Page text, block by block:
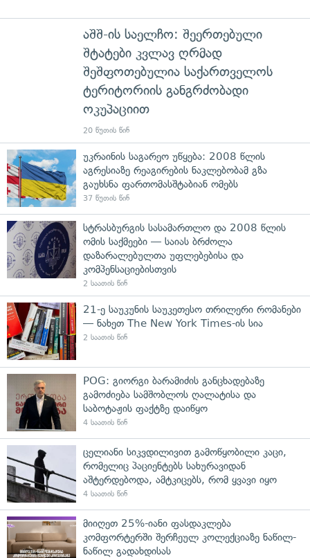
აშშ-ის საელჩო: შეერთებული
შტატები კვლავ ღრმად
შეშფოთებულია საქართველოს
ტერიტორიის განგრძობადი
ოკუპაციით
20 წუთის წინ
უკრაინის საგარეო უწყება: 2008 წლის
აგრესიაზე რეაგირების ნაკლებობამ გზა
გაუხსნა ფართომასშტაბიან ომებს
37 წუთის წინ
სტრასბურგის სასამართლო და 2008 წლის
ომის საქმეები — საიას ბრძოლა
დაზარალებულთა უფლებებისა და
კომპენსაციებისთვის
2 საათის წინ
21-ე საუკუნის საუკეთესო თრილერი რომანები
— ნახეთ The New York Times-ის სია
2 საათის წინ
POG: გიორგი ბარამიძის განცხადებაზე
გამოძიება სამშობლოს ღალატისა და
საბოტაჟის ფაქტზე დაიწყო
4 საათის წინ
ცელიანი სიკვდილივით გამოწყობილი კაცი,
რომელიც პაციენტებს სახურავიდან
აშტერდებოდა, ამტკიცებს, რომ ყვავი იყო
4 საათის წინ
მიიღეთ 25%-იანი ფასდაკლება
კომფორტერში შერჩეულ კოლექციაზე ნაწილ-
ნაწილ გადახდისას